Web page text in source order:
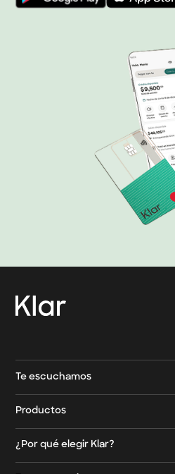
Te escuchamos
Contáctanos
Email
Teléfono
Productos
Tarjeta de crédito Klar
Tarjeta de crédito con garantía
¿Por qué elegir Klar?
Meses Sin Intereses